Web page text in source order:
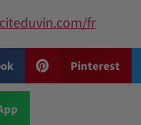
fr
Pinterest